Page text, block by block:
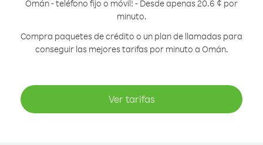
Omán - teléfono fijo o móvil! - Desde apenas 20.6 ¢ por
minuto.
Compra paquetes de crédito o un plan de llamadas para
conseguir las mejores tarifas por minuto a Omán.
Ver tarifas